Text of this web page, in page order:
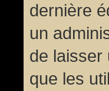
dernière
un
de laisser
que les